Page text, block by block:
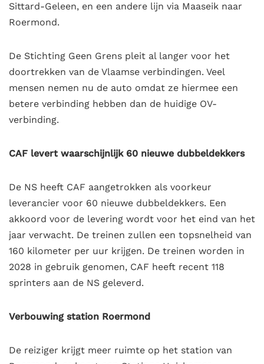
Sittard-Geleen, en een andere lijn via Maaseik naar
Roermond.
De Stichting Geen Grens pleit al langer voor het
doortrekken van de Vlaamse verbindingen. Veel
mensen nemen nu de auto omdat ze hiermee een
betere verbinding hebben dan de huidige OV-
verbinding.
CAF levert waarschijnlijk 60 nieuwe dubbeldekkers
De NS heeft CAF aangetrokken als voorkeur
leverancier voor 60 nieuwe dubbeldekkers. Een
akkoord voor de levering wordt voor het eind van het
jaar verwacht. De treinen zullen een topsnelheid van
160 kilometer per uur krijgen. De treinen worden in
2028 in gebruik genomen, CAF heeft recent 118
sprinters aan de NS geleverd.
Verbouwing station Roermond
De reiziger krijgt meer ruimte op het station van